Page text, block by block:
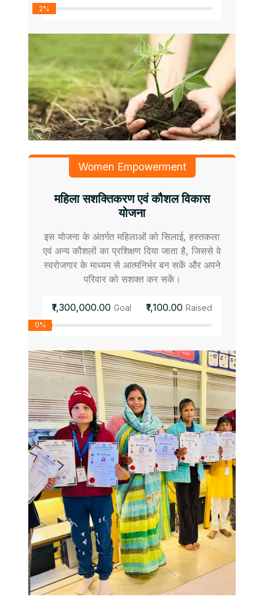
2%
Women Empowerment
महिला सशक्तिकरण एवं कौशल विकास
योजना
इस योजना के अंतर्गत महिलाओं को सिलाई, हस्तकला
एवं अन्य कौशलों का प्रशिक्षण दिया जाता है, जिससे वे
स्वरोजगार के माध्यम से आत्मनिर्भर बन सकें और अपने
परिवार को सशक्त कर सकें।
₹1,300,000.00 Goal ₹1,100.00 Raised
0%